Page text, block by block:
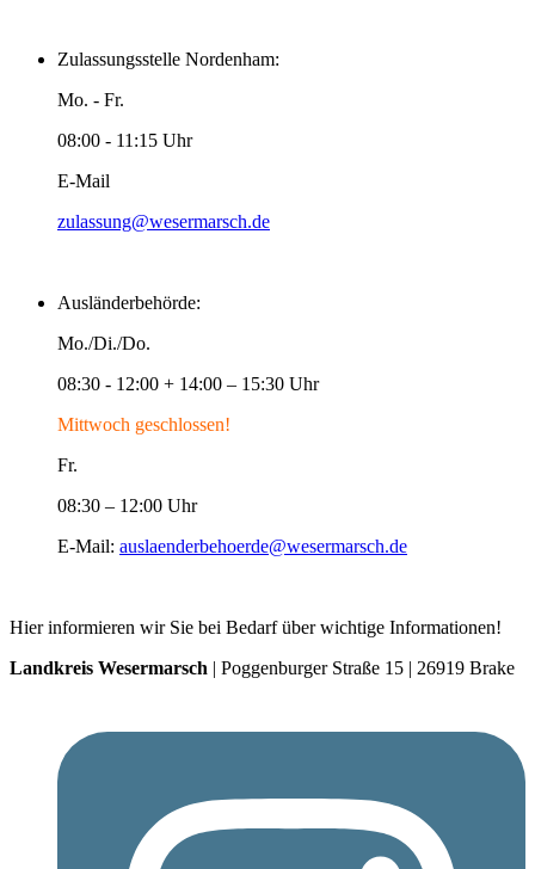
Zulassungsstelle Nordenham:
Mo. - Fr.
08:00 - 11:15 Uhr
E-Mail
zulassung@wesermarsch.de
Ausländerbehörde:
Mo./Di./Do.
08:30 - 12:00 + 14:00 – 15:30 Uhr
Mittwoch geschlossen!
Fr.
08:30 – 12:00 Uhr
E-Mail: auslaenderbehoerde@wesermarsch.de
Hier informieren wir Sie bei Bedarf über wichtige Informationen!
Landkreis Wesermarsch | Poggenburger Straße 15 | 26919 Brake